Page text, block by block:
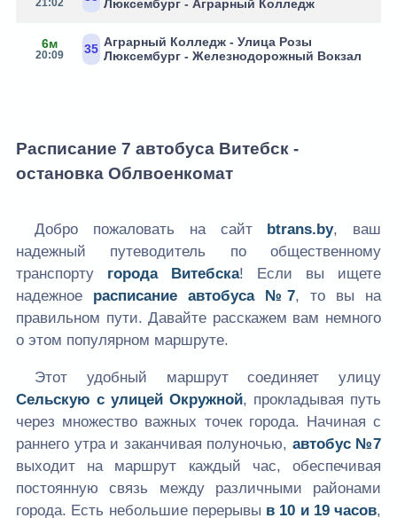
Люксембург - Аграрный Колледж
6м
20:09 35 Аграрный Колледж - Улица Розы
Люксембург - Железнодорожный Вокзал
Расписание 7 автобуса Витебск -
остановка Облвоенкомат
Добро пожаловать на сайт btrans.by, ваш
надежный путеводитель по общественному
транспорту города Витебска! Если вы ищете
надежное расписание автобуса №7, то вы на
правильном пути. Давайте расскажем вам немного
о этом популярном маршруте.
Этот удобный маршрут соединяет улицу
Сельскую с улицей Окружной, прокладывая путь
через множество важных точек города. Начиная с
раннего утра и заканчивая полуночью, автобус №7
выходит на маршрут каждый час, обеспечивая
постоянную связь между различными районами
города. Есть небольшие перерывы в 10 и 19 часов,